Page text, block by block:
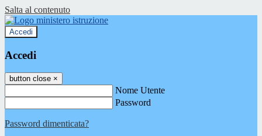
Salta al contenuto
Accedi
Accedi
button close ×
Nome Utente
Password
Password dimenticata?